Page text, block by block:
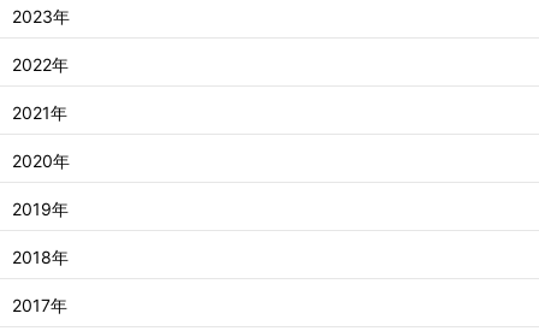
2023年
2022年
2021年
2020年
2019年
2018年
2017年